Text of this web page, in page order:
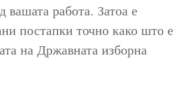
вашата работа. Затоа е
постапки точно како што е
на Државната изборна